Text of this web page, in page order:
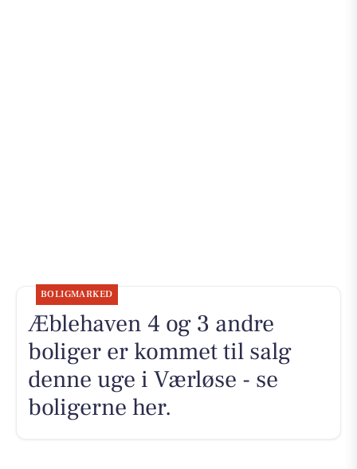
BOLIGMARKED
Æblehaven 4 og 3 andre
boliger er kommet til salg
denne uge i Værløse - se
boligerne her.